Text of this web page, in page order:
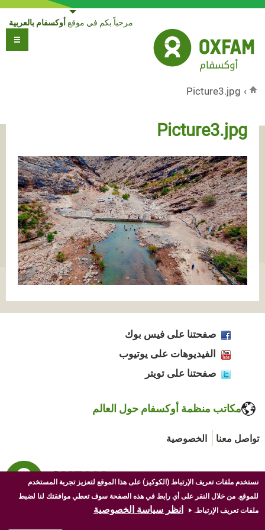
مرحباً بكم في موقع أوكسفام بالعربية
›
Picture3.jpg
Picture3.jpg
صفحتنا على فيس بوك
الفيديوهات على يوتيوب
صفحتنا على تويتر
مكاتب منظمة أوكسفام حول العالم
تواصل معنا الخصوصية
نستخدم ملفات تعريف الإرتباط (الكوكيز) على هذا الموقع لتعزيز تجربة المستخدم
للموقع. من خلال النقر على أي رابط في هذه الصفحة سوف تعطي موافقتك لنا لضبط
ملفات تعريف الإرتباط.
انظر سياسة الخصوصية